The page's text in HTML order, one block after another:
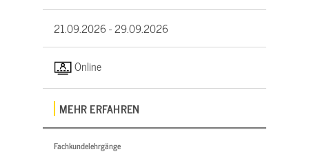
21.09.2026 -29.09.2026
Online
MEHR ERFAHREN
Fachkundelehrgänge